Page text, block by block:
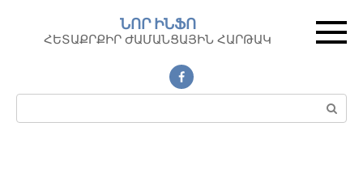
контенту
ՆՈՐ ԻՆՖՈ
ՀԵՏԱՔՐՔԻՐ ԺԱՄԱՆՑԱՅԻՆ ՀԱՐԹԱԿ
Поиск: